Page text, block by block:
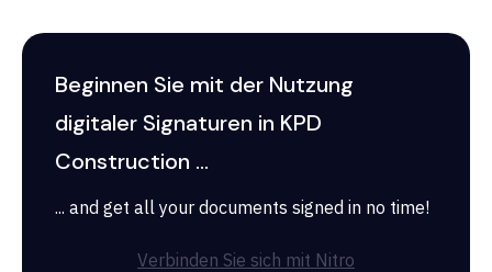
Beginnen Sie mit der Nutzung
digitaler Signaturen in KPD
Construction ...
... and get all your documents signed in no time!
Verbinden Sie sich mit Nitro